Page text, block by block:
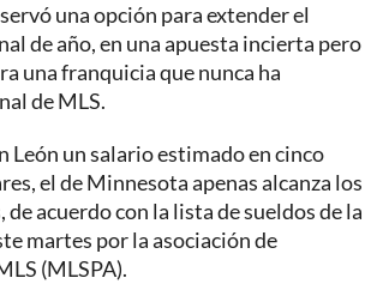
una opción para extender el
de año, en una apuesta incierta pero
una franquicia que nunca ha
de MLS.
León un salario estimado en cinco
el de Minnesota apenas alcanza los
acuerdo con la lista de sueldos de la
martes por la asociación de
(MLSPA).